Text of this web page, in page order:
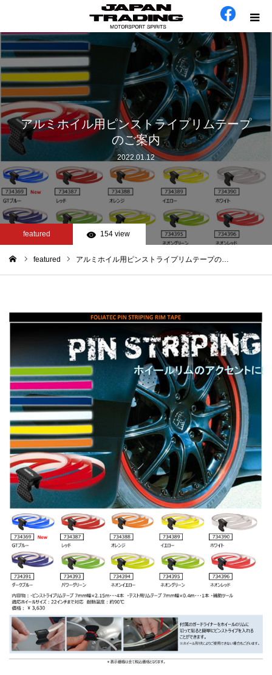
アルミホイル用ピンストライプリムテープ
のご案内
2022.01.12
featured 154 view
featured アルミホイル用ピンストライプリムテープの…
ホーム
在庫車
会社概要
工場日誌
お問い合わせ